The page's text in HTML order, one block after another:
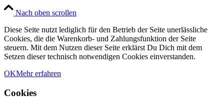
Nach oben scrollen
Diese Seite nutzt lediglich für den Betrieb der Seite unerlässliche
Cookies, die die Warenkorb- und Zahlungsfunktion der Seite
steuern. Mit dem Nutzen dieser Seite erklärst Du Dich mit dem
Setzen dieser technisch notwendigen Cookies einverstanden.
OKMehr erfahren
Cookies